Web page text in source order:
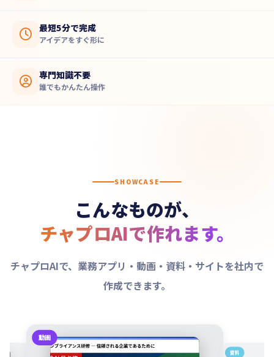
最短5分で完成
アイデアをすぐ形に
専門知識不要
誰でもかんたん操作
SHOWCASE
こんなものが、
チャプロAIで作れます。
チャプロAIで、業務アプリ・動画・資料・サイトを社内で
作成できます。
資料
サイト